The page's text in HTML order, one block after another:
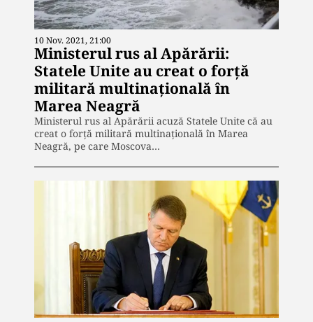
10 Nov. 2021, 21:00
Ministerul rus al Apărării:
Statele Unite au creat o forță
militară multinațională în
Marea Neagră
Ministerul rus al Apărării acuză Statele Unite că au
creat o forță militară multinațională în Marea
Neagră, pe care Moscova…